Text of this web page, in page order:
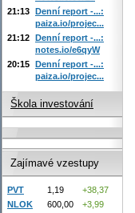
21:13 Denní report -...:
paiza.io/projec...
21:12 Denní report -...:
notes.io/e6qyW
20:15 Denní report -...:
paiza.io/projec...
Škola investování
Zajímavé vzestupy
PVT 1,19
+38,37
NLOK
600,00
+3,99